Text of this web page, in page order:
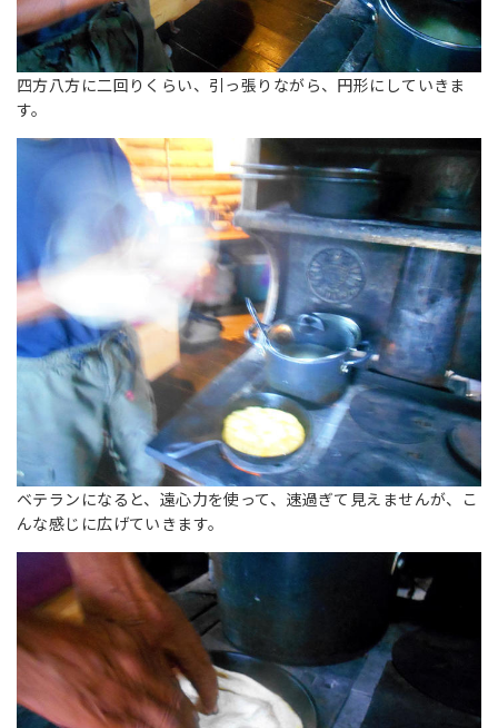
四方八方に二回りくらい、引っ張りながら、円形にしていきま
す。
ベテランになると、遠心力を使って、速過ぎて見えませんが、こ
んな感じに広げていきます。